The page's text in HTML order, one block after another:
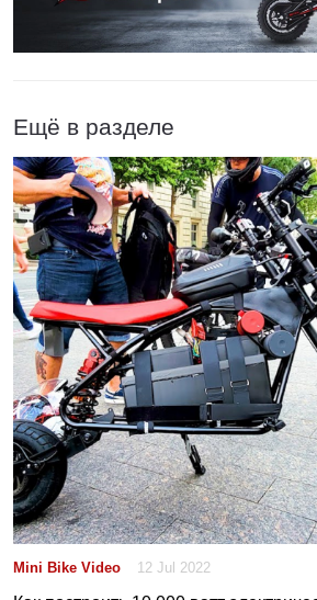
Ещё в разделе
Mini Bike Video 12 Jul 2022